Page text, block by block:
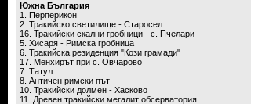
Южна България
1. Перперикон
2. Тракийско светилище - Старосел
16. Тракийски скални гробници - с. Пчелари
5. Хисаря - Римска гробница
6. Тракийска резиденция "Кози грамади"
17. Mенхирът при с. Овчарово
7. Татул
8. Античен римски път
10. Тракийски долмен - Хасково
11. Древен тракийски мегалит обсерватория